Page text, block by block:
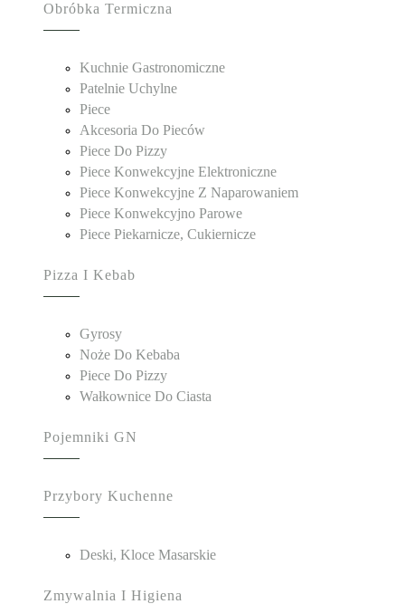
Obróbka Termiczna
Kuchnie Gastronomiczne
Patelnie Uchylne
Piece
Akcesoria Do Pieców
Piece Do Pizzy
Piece Konwekcyjne Elektroniczne
Piece Konwekcyjne Z Naparowaniem
Piece Konwekcyjno Parowe
Piece Piekarnicze, Cukiernicze
Pizza I Kebab
Gyrosy
Noże Do Kebaba
Piece Do Pizzy
Wałkownice Do Ciasta
Pojemniki GN
Przybory Kuchenne
Deski, Kloce Masarskie
Zmywalnia I Higiena